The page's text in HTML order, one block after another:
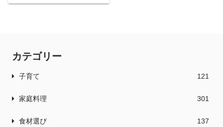
カテゴリー
子育て 121
家庭料理 301
食材選び 137